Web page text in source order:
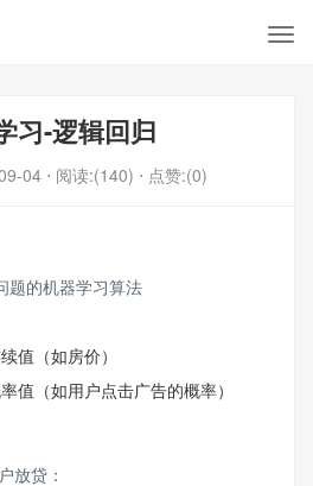
习-逻辑回归
04 ⋅ 阅读:(140) ⋅ 点赞:(0)
题的机器学习算法
值（如房价）
值（如用户点击广告的概率）
放贷：